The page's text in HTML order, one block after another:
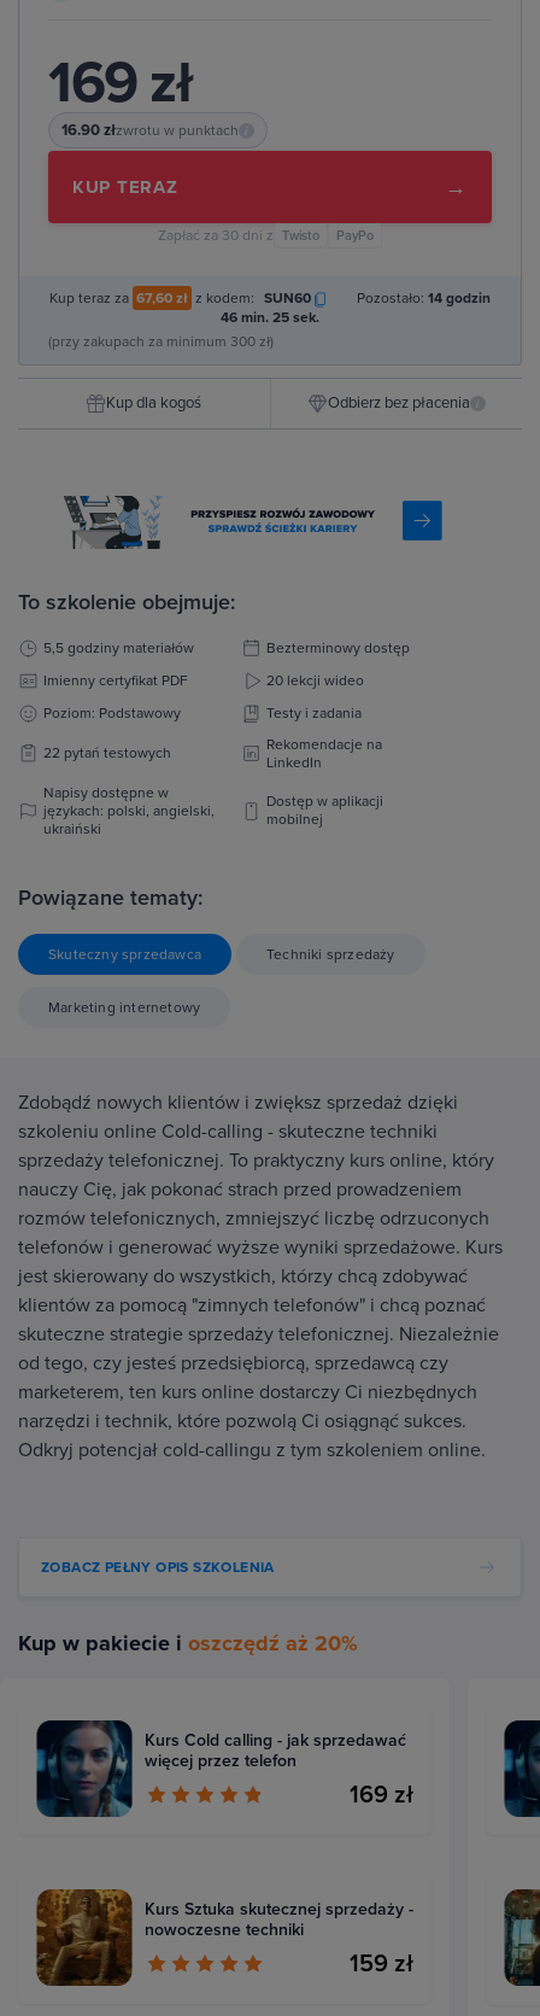
169 zł
16.90 złzwrotu w punktach
KUP TERAZ →
Zapłać za 30 dni z Twisto PayPo
Kup teraz za 67,60 zł z kodem: SUN60 Pozostało: 14 godzin
46 min. 24 sek.
(przy zakupach za minimum 300 zł)
Kup dla kogoś Odbierz bez płacenia i
To szkolenie obejmuje:
5,5 godziny materiałów
Bezterminowy dostęp
Imienny certyfikat PDF
20 lekcji wideo
Poziom: Podstawowy
Testy i zadania
22 pytań testowych
Rekomendacje na
LinkedIn
Napisy dostępne w
językach: polski, angielski,
ukraiński
Dostęp w aplikacji
mobilnej
Powiązane tematy:
Skuteczny sprzedawca Techniki sprzedaży
Marketing internetowy
Zdobądź nowych klientów i zwiększ sprzedaż dzięki
szkoleniu online Cold-calling - skuteczne techniki
sprzedaży telefonicznej. To praktyczny kurs online, który
nauczy Cię, jak pokonać strach przed prowadzeniem
rozmów telefonicznych, zmniejszyć liczbę odrzuconych
telefonów i generować wyższe wyniki sprzedażowe. Kurs
jest skierowany do wszystkich, którzy chcą zdobywać
klientów za pomocą "zimnych telefonów" i chcą poznać
skuteczne strategie sprzedaży telefonicznej. Niezależnie
od tego, czy jesteś przedsiębiorcą, sprzedawcą czy
marketerem, ten kurs online dostarczy Ci niezbędnych
narzędzi i technik, które pozwolą Ci osiągnąć sukces.
Odkryj potencjał cold-callingu z tym szkoleniem online.
ZOBACZ PEŁNY OPIS SZKOLENIA
Kup w pakiecie i oszczędź aż 20%
Kurs Cold calling - jak sprzedawać
więcej przez telefon
169 zł
Kurs Sztuka skutecznej sprzedaży -
nowoczesne techniki
159 zł